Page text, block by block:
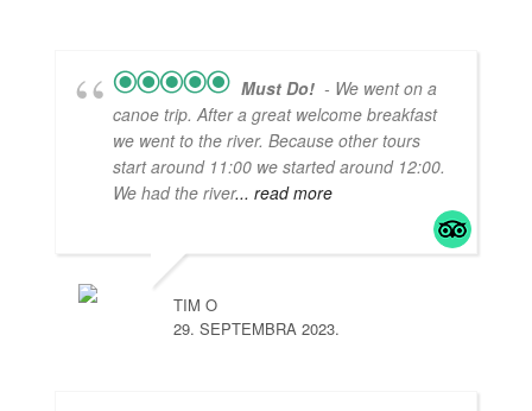
Must Do! - We went on a
canoe trip. After a great welcome breakfast
we went to the river. Because other tours
start around 11:00 we started around 12:00.
We had the river... read more
TIM O
29. SEPTEMBRA 2023.